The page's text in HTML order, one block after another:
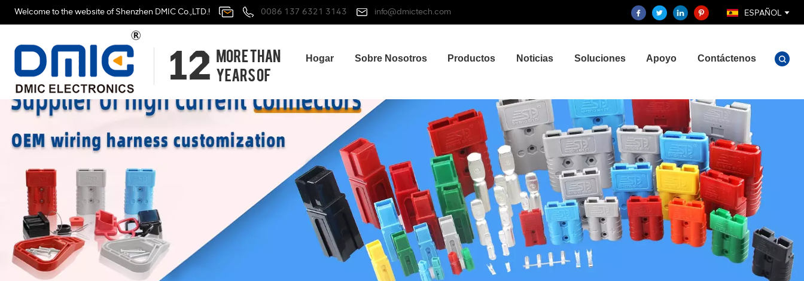
Welcome to the website of Shenzhen DMIC Co.,LTD.! 0086 137 6321 3143 info@dmictech.com ESPAÑOL
Hogar Sobre Nosotros Productos Noticias Soluciones Apoyo Contáctenos